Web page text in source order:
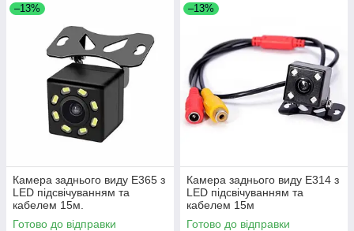
–13%
Камера заднього виду Е365 з
LED підсвічуванням та
кабелем 15м.
Готово до відправки
–13%
Камера заднього виду E314 з
LED підсвічуванням та
кабелем 15м
Готово до відправки